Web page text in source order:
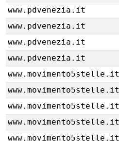
www.pdvenezia.it
www.pdvenezia.it
www.pdvenezia.it
www.pdvenezia.it
www.movimento5stelle.it
www.movimento5stelle.it
www.movimento5stelle.it
www.movimento5stelle.it
www.movimento5stelle.it